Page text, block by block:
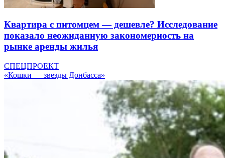
Квартира с питомцем — дешевле? Исследование
показало неожиданную закономерность на
рынке аренды жилья
СПЕЦПРОЕКТ
«Кошки — звезды Донбасса»